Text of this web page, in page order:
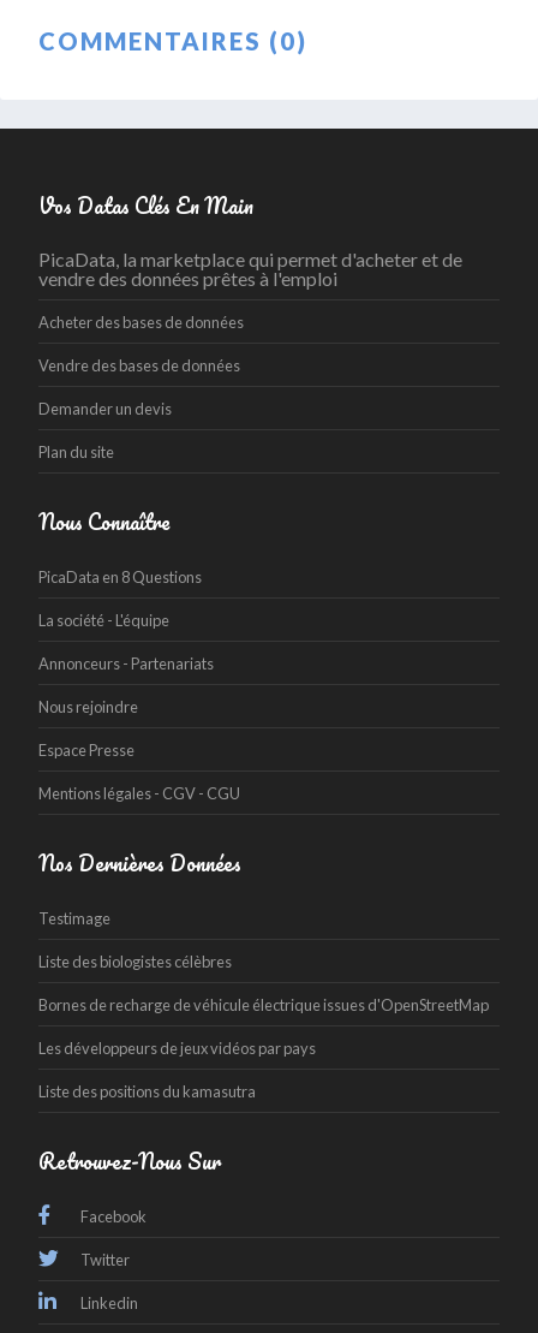
COMMENTAIRES (0)
Vos Datas Clés En Main
PicaData, la marketplace qui permet d'acheter et de
vendre des données prêtes à l'emploi
Acheter des bases de données
Vendre des bases de données
Demander un devis
Plan du site
Nous Connaître
PicaData en 8 Questions
La société - L'équipe
Annonceurs - Partenariats
Nous rejoindre
Espace Presse
Mentions légales - CGV - CGU
Nos Dernières Données
Testimage
Liste des biologistes célèbres
Bornes de recharge de véhicule électrique issues d'OpenStreetMap
Les développeurs de jeux vidéos par pays
Liste des positions du kamasutra
Retrouvez-Nous Sur
Facebook
Twitter
Linkedin